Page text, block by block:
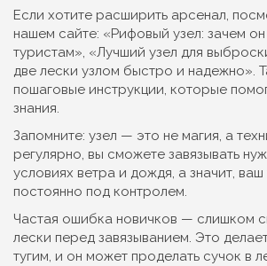
Если хотите расширить арсенал,
нашем сайте: «Рифовый узел: зачем
туристам», «Лучший узел для
две лески узлом быстро и надежно».
пошаговые инструкции, которые
знания.
Запомните: узел — это не магия, а
регулярно, вы сможете завязывать
условиях ветра и дождя, а значит,
постоянно под контролем.
Частая ошибка новичков — слишком
лески перед завязыванием. Это
тугим, и он может проделать сучок в